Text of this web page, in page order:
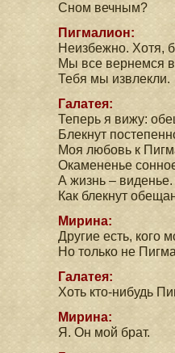
Сном вечным?
Пигмалион:
Неизбежно. Хотя,
Мы все вернемся
Тебя мы извлекли.
Галатея:
Теперь я вижу:
Блекнут
Моя любовь к
Окамененье
А жизнь – виденье.
Как блекнут
Мирина:
Другие есть, кого
Но только не
Галатея:
Хоть кто-нибудь
Мирина:
Я. Он мой брат.